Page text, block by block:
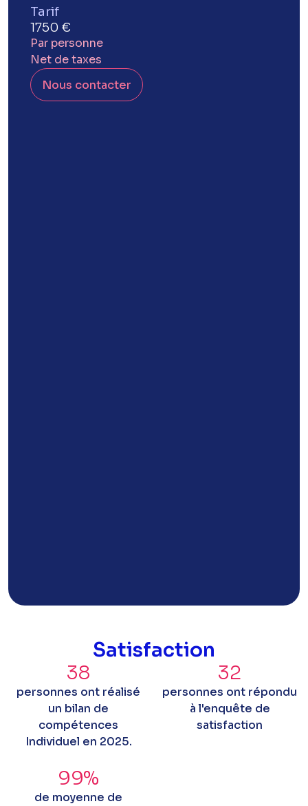
Tarif
1750 €
Par personne
Net de taxes
Nous contacter
Satisfaction
38
personnes ont réalisé
un bilan de
compétences
Individuel en 2025.
32
personnes ont répondu
à l'enquête de
satisfaction
99%
de moyenne de